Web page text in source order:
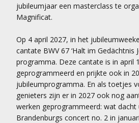
jubileumjaar een masterclass te
Magnificat.
Op 4 april 2027, in het
cantate BWV 67 ‘Halt im Gedächtnis
programma. Deze cantate is in april
geprogrammeerd en prijkte ook in
jubileumprogramma. En als toetjes
genieters zijn er in 2027 ook nog
werken geprogrammeerd: wat dacht
Brandenburgs concert no. 2 in